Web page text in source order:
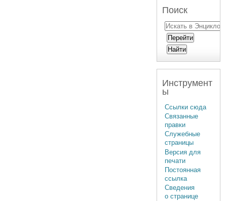
Поиск
Инструмент
ы
Ссылки сюда
Связанные
правки
Служебные
страницы
Версия для
печати
Постоянная
ссылка
Сведения
о странице